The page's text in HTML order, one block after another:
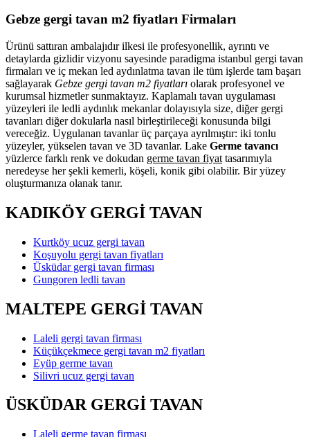
Gebze gergi tavan m2 fiyatları Firmaları
Ürünü sattıran ambalajıdır ilkesi ile profesyonellik, ayrıntı ve
detaylarda gizlidir vizyonu sayesinde paradigma istanbul gergi tavan
firmaları ve iç mekan led aydınlatma tavan ile tüm işlerde tam başarı
sağlayarak Gebze gergi tavan m2 fiyatları olarak profesyonel ve
kurumsal hizmetler sunmaktayız. Kaplamalı tavan uygulaması
yüzeyleri ile ledli aydınlık mekanlar dolayısıyla size, diğer gergi
tavanları diğer dokularla nasıl birleştirileceği konusunda bilgi
vereceğiz. Uygulanan tavanlar üç parçaya ayrılmıştır: iki tonlu
yüzeyler, yükselen tavan ve 3D tavanlar. Lake Germe tavancı
yüzlerce farklı renk ve dokudan germe tavan fiyat tasarımıyla
neredeyse her şekli kemerli, köşeli, konik gibi olabilir. Bir yüzey
oluşturmanıza olanak tanır.
KADIKÖY GERGİ TAVAN
Kurtköy ucuz gergi tavan
Koşuyolu gergi tavan fiyatları
Üsküdar gergi tavan firması
Gungoren ledli tavan
MALTEPE GERGİ TAVAN
Laleli gergi tavan firması
Küçükçekmece gergi tavan m2 fiyatları
Eyüp germe tavan
Silivri ucuz gergi tavan
ÜSKÜDAR GERGİ TAVAN
Laleli germe tavan firması